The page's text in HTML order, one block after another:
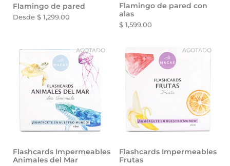
Flamingo de pared
Desde $ 1,299.00
Flamingo de pared con
alas
$ 1,599.00
Flashcards Impermeables
Animales del Mar
AGOTADO
Flashcards Impermeables
Frutas
AGOTADO